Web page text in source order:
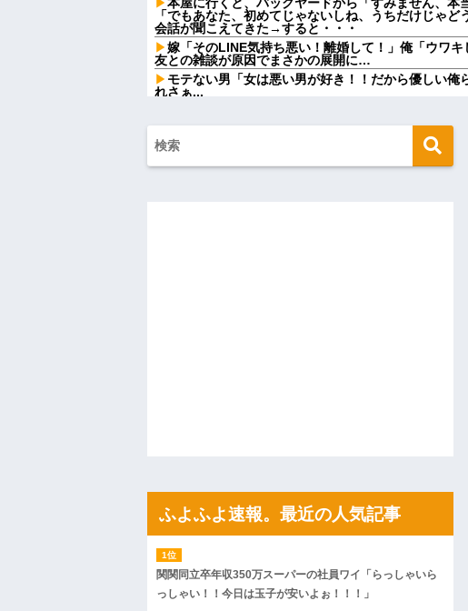
「でもあなた、初めてじゃないしね、うちだけじゃど
会話が聞こえてきた→すると・・・
嫁「そのLINE気持ち悪い！離婚して！」俺「ウワ
友との雑談が原因でまさかの展開に…
モテない男「女は悪い男が好き！！だから優しい俺
れさぁ...
女がこちらに荷物をばらまきやがった。俺（うっぜぇ
ル...
妹と差をつけて育てられた。妹「家も土地も、財産
は放棄して」母「うんうん」私「わかった」 → 数年
女芸人の吉住さん（36）メイクしたら普通に美人
【驚愕】女さん「43億円注文して………キャンセル
熊本地震で居酒屋から温泉が湧き出るｗｗｗｗｗｗ
【動画】高校生さん、文化祭でコーヒーカップを
【悲報】タトゥー彫師23年目店長「タトゥー入れ
停車中に二人の子供を乗せたヤンママに自転車ぶつ
めーふざけんなよっ！ぶつかってんじゃねーよ！弁償
ハードオフに売っていた4万4000円のフィギュアが
私「ちょっと、人の家の金庫触らないでよ！」キチ
んだ！降りてこいよ！」と怒鳴りだし...
【衝撃】報酬100万円超の治験募集がこちらｗｗｗ
【愕然】白のクラウン俺氏、高速道路左車線を制限
wwwwwwwwwwww
百年の恋12-899 食べた量を張り合ってくる
ふよふよ速報。最近の人気記事
関関同立卒年収350万スーパーの社員ワイ「らっしゃいら
っしゃい！！今日は玉子が安いよぉ！！！」